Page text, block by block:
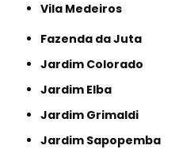
Vila Medeiros
Fazenda da Juta
Jardim Colorado
Jardim Elba
Jardim Grimaldi
Jardim Sapopemba